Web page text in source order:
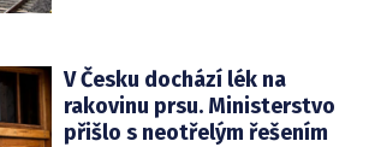
V Česku dochází lék na
rakovinu prsu. Ministerstvo
přišlo s neotřelým řešením